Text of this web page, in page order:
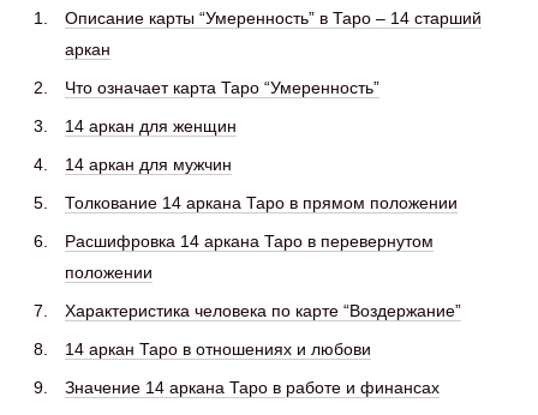
Описание карты “Умеренность” в Таро – 14 старший
аркан
Что означает карта Таро “Умеренность”
14 аркан для женщин
14 аркан для мужчин
Толкование 14 аркана Таро в прямом положении
Расшифровка 14 аркана Таро в перевернутом
положении
Характеристика человека по карте “Воздержание”
14 аркан Таро в отношениях и любови
Значение 14 аркана Таро в работе и финансах